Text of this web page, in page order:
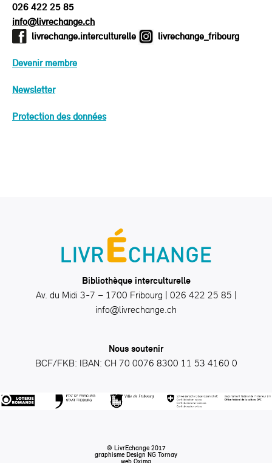
026 422 25 85
info@livrechange.ch
livrechange.interculturelle
livrechange_fribourg
Devenir membre
Newsletter
Protection des données
Bibliothèque interculturelle
Av. du Midi 3-7 – 1700 Fribourg | 026 422 25 85 |
info@livrechange.ch
Nous soutenir
BCF/FKB: IBAN: CH 70 0076 8300 11 53 4160 0
© LivrEchange 2017
graphisme Design NG Tornay
web Oxima